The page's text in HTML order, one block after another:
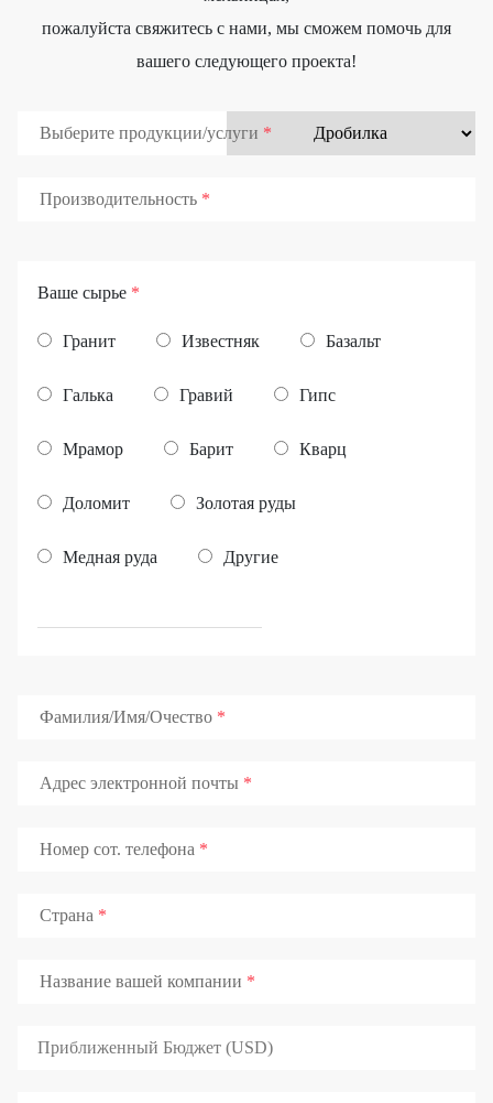
пожалуйста свяжитесь с нами, мы сможем помочь для
вашего следующего проекта!
Выберите продукции/услуги
Производительность
Ваше сырье *
Гранит Известняк Базальт
Галька Гравий Гипс
Мрамор Барит Кварц
Доломит Золотая руды
Медная руда Другие
Фамилия/Имя/Очество
Адрес электронной почты
Номер сот. телефона
Страна
Название вашей компании